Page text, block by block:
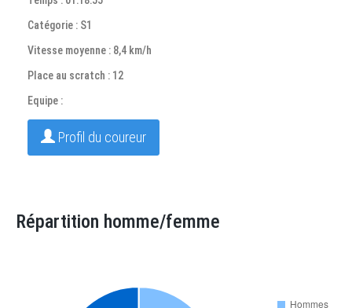
Catégorie : S1
Vitesse moyenne : 8,4 km/h
Place au scratch : 12
Equipe :
Profil du coureur
Répartition homme/femme